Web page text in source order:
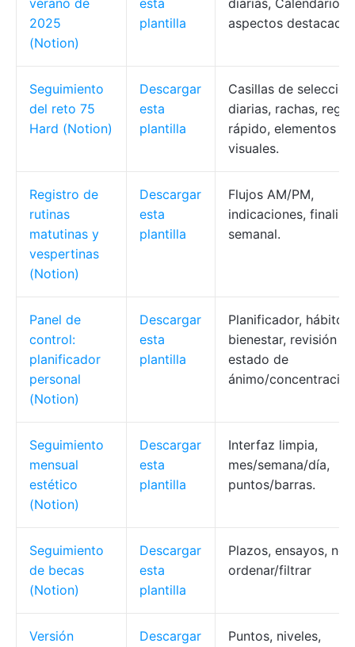
verano de
2025
(Notion)
esta
plantilla
diarias, Calendario,
aspectos
Seguimiento
del reto 75
Hard (Notion)
Descargar
esta
plantilla
Casillas de selección
diarias, rachas,
rápido, elementos
visuales.
Registro de
rutinas
matutinas y
vespertinas
(Notion)
Descargar
esta
plantilla
Flujos AM/PM,
indicaciones,
semanal.
Panel de
control:
planificador
personal
(Notion)
Descargar
esta
plantilla
Planificador, hábitos,
bienestar, revisión
estado de
ánimo/
Seguimiento
mensual
estético
(Notion)
Descargar
esta
plantilla
Interfaz limpia,
mes/semana/día,
puntos/barras.
Seguimiento
de becas
(Notion)
Descargar
esta
plantilla
Plazos, ensayos,
ordenar/filtrar
Versión
Descargar
Puntos, niveles,